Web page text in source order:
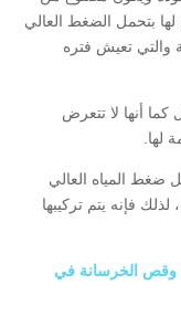
بتحمل الضغط العالي
والتي تعيش فتره
كما أنها لا تتعرض
لها.
ضغط المياه العالي
فإنه يتم تركيبها
وقص الخرسانة في